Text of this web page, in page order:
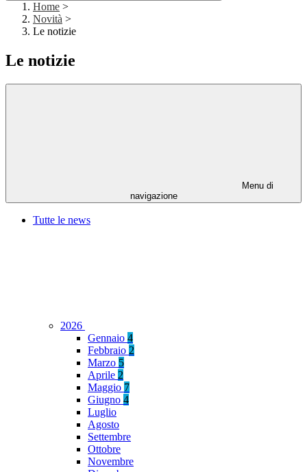
Home >
Novità >
Le notizie
Le notizie
Menu di
navigazione
Tutte le news
2026
Gennaio 4
Febbraio 2
Marzo 5
Aprile 2
Maggio 7
Giugno 4
Luglio
Agosto
Settembre
Ottobre
Novembre